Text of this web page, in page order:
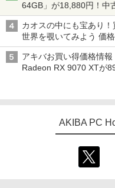
64GB」が18,880円！中
カオスの中にも宝あり
世界を覗いてみよう 価
ックアップ
アキバお買い得価格情報
Radeon RX 9070 XTが
AKIBA PC